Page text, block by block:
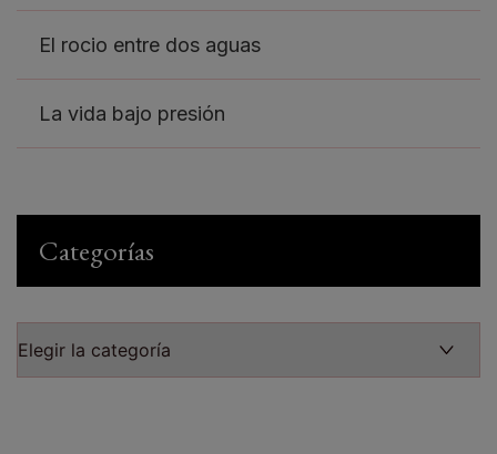
El rocio entre dos aguas
La vida bajo presión
Categorías